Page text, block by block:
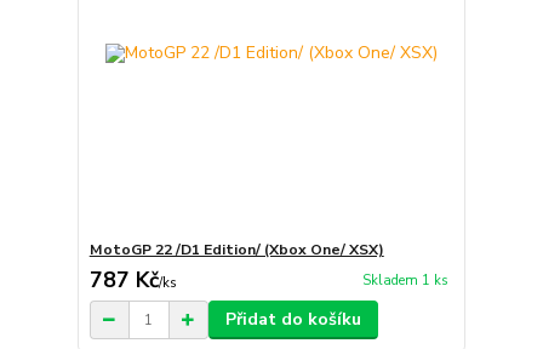
MotoGP 22 /D1 Edition/ (Xbox One/ XSX)
787 Kč/ks Skladem 1 ks
Přidat do košíku